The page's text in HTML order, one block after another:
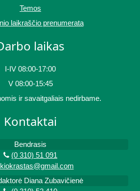
Temos
laikraščio prenumerata
laikas
I-IV 08:00-17:00
V 08:00-15:45
ir savaitgaliais nedirbame.
Kontaktai
Bendrasis
(0 310) 51 091
Diana Zubavičienė